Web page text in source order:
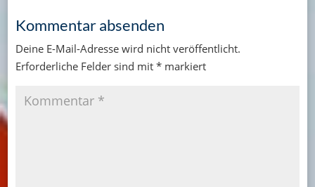
Kommentar absenden
Deine E-Mail-Adresse wird nicht veröffentlicht.
Erforderliche Felder sind mit *markiert